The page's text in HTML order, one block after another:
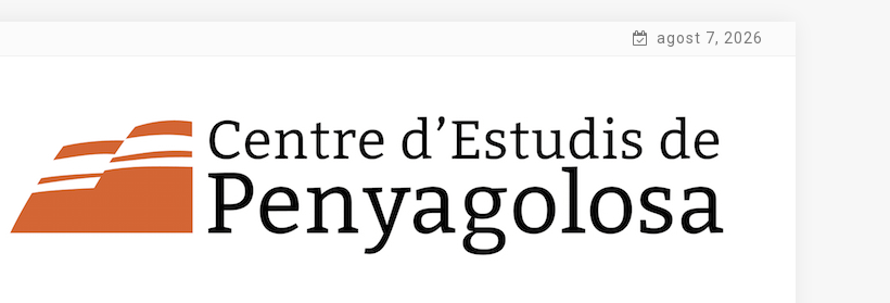
agost 7, 2026